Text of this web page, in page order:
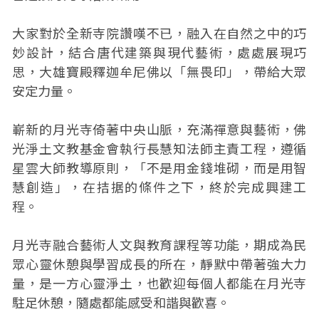
大家對於全新寺院讚嘆不已，融入在自然之中的巧
妙設計，結合唐代建築與現代藝術，處處展現巧
思，大雄寶殿釋迦牟尼佛以「無畏印」，帶給大眾
安定力量。
嶄新的月光寺倚著中央山脈，充滿禪意與藝術，佛
光淨土文教基金會執行長慧知法師主責工程，遵循
星雲大師教導原則，「不是用金錢堆砌，而是用智
慧創造」，在拮据的條件之下，終於完成興建工
程。
月光寺融合藝術人文與教育課程等功能，期成為民
眾心靈休憩與學習成長的所在，靜默中帶著強大力
量，是一方心靈淨土，也歡迎每個人都能在月光寺
駐足休憩，隨處都能感受和諧與歡喜。